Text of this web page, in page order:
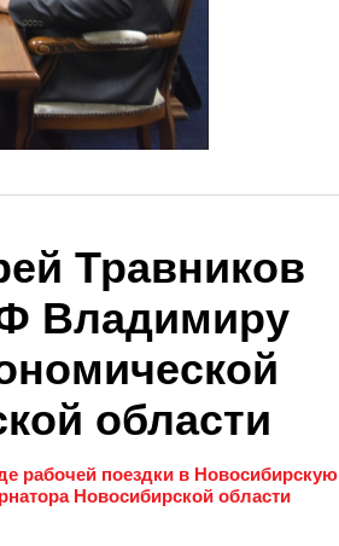
Травников
Владимиру
области
рабочей поездки в Новосибирскую
Новосибирской области